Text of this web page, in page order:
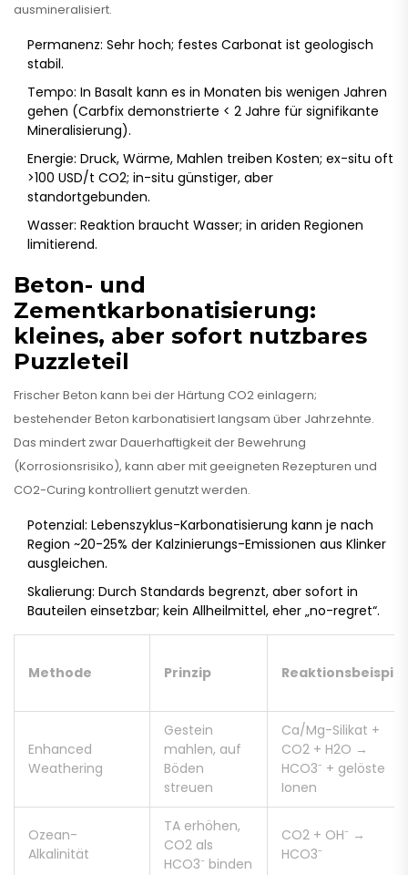
ausmineralisiert.
Permanenz: Sehr hoch; festes Carbonat ist geologisch
stabil.
Tempo: In Basalt kann es in Monaten bis wenigen Jahren
gehen (Carbfix demonstrierte < 2 Jahre für signifikante
Mineralisierung).
Energie: Druck, Wärme, Mahlen treiben Kosten; ex-situ oft
>100 USD/t CO2; in-situ günstiger, aber
standortgebunden.
Wasser: Reaktion braucht Wasser; in ariden Regionen
limitierend.
Beton- und
Zementkarbonatisierung:
kleines, aber sofort nutzbares
Puzzleteil
Frischer Beton kann bei der Härtung CO2 einlagern;
bestehender Beton karbonatisiert langsam über Jahrzehnte.
Das mindert zwar Dauerhaftigkeit der Bewehrung
(Korrosionsrisiko), kann aber mit geeigneten Rezepturen und
CO2-Curing kontrolliert genutzt werden.
Potenzial: Lebenszyklus-Karbonatisierung kann je nach
Region ~20-25% der Kalzinierungs-Emissionen aus Klinker
ausgleichen.
Skalierung: Durch Standards begrenzt, aber sofort in
Bauteilen einsetzbar; kein Allheilmittel, eher „no-regret“.
Methode Prinzip Reaktionsbeispiel
Enhanced
Weathering
Gestein
mahlen, auf
Böden
streuen
Ca/Mg-Silikat +
CO2 + H2O →
HCO3⁻ + gelöste
Ionen
Ozean-
Alkalinität
TA erhöhen,
CO2 als
HCO3⁻ binden
CO2 + OH⁻ →
HCO3⁻